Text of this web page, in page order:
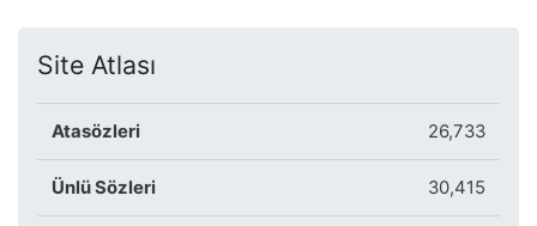
Site Atlası
Atasözleri 26,733
Ünlü Sözleri 30,415